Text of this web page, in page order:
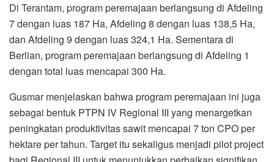
Di Terantam, program peremajaan berlangsung di Afdeling
7 dengan luas 187 Ha, Afdeling 8 dengan luas 138,5 Ha,
dan Afdeling 9 dengan luas 324,1 Ha. Sementara di
Berlian, program peremajaan berlangsung di Afdeling 1
dengan total luas mencapai 300 Ha.
Gusmar menjelaskan bahwa program peremajaan ini juga
sebagai bentuk PTPN IV Regional III yang menargetkan
peningkatan produktivitas sawit mencapai 7 ton CPO per
hektare per tahun. Target itu sekaligus menjadi pilot project